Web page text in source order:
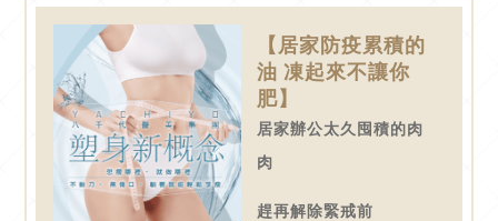
【居家防疫累積的
油 凍起來不讓你
肥】
居家辦公太久囤積的肉
肉
趕再解除緊戒前